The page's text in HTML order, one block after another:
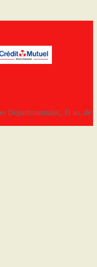
Départementales, 31 av. de